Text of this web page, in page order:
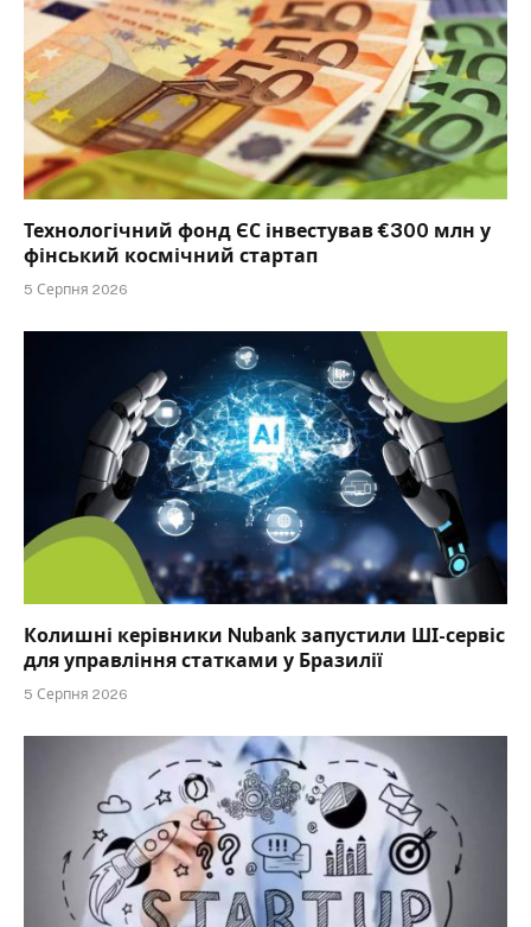
Технологічний фонд ЄС інвестував €300 млн у
фінський космічний стартап
5 Серпня 2026
Колишні керівники Nubank запустили ШІ-сервіс
для управління статками у Бразилії
5 Серпня 2026